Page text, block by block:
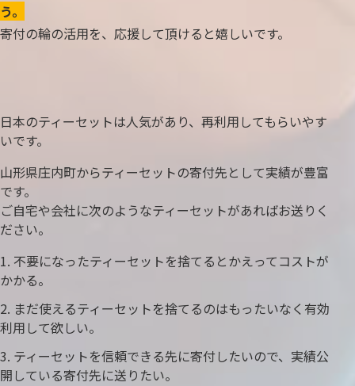
う。
寄付の輪の活用を、応援して頂けると嬉しいです。
日本のティーセットは人気があり、再利用してもらいやす
いです。
山形県庄内町からティーセットの寄付先として実績が豊富
です。
ご自宅や会社に次のようなティーセットがあればお送りく
ださい。
不要になったティーセットを捨てるとかえってコストが
かかる。
まだ使えるティーセットを捨てるのはもったいなく有効
利用して欲しい。
ティーセットを信頼できる先に寄付したいので、実績公
開している寄付先に送りたい。